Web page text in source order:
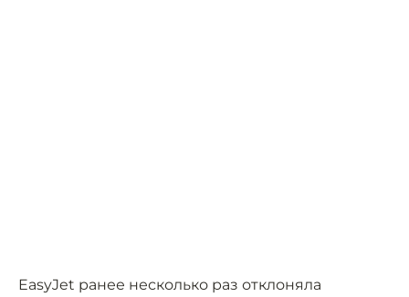
EasyJet ранее несколько раз отклоняла